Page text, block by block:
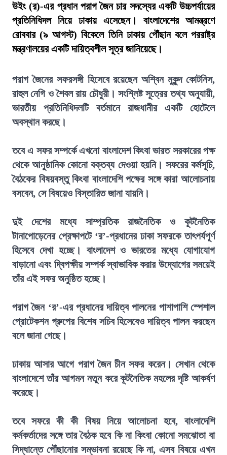
উইং (র)-এর প্রধান পরাগ জৈন চার সদস্যের একটি উচ্চপর্যায়ের
প্রতিনিধিদল নিয়ে ঢাকায় এসেছেন। বাংলাদেশের আমন্ত্রণে
রোববার (৯ আগস্ট) বিকেলে তিনি ঢাকায় পৌঁছান বলে পররাষ্ট্র
মন্ত্রণালয়ের একটি দায়িত্বশীল সূত্র জানিয়েছে।
পরাগ জৈনের সফরসঙ্গী হিসেবে রয়েছেন অশ্বিন মুকুন্দ কোটনিস,
রাহুল নেগি ও শৈবল রায় চৌধুরী। সংশ্লিষ্ট সূত্রের তথ্য অনুযায়ী,
ভারতীয় প্রতিনিধিদলটি বর্তমানে রাজধানীর একটি হোটেলে
অবস্থান করছে।
তবে এ সফর সম্পর্কে এখনো বাংলাদেশ কিংবা ভারত সরকারের পক্ষ
থেকে আনুষ্ঠানিক কোনো বক্তব্য দেওয়া হয়নি। সফরের কর্মসূচি,
বৈঠকের বিষয়বস্তু কিংবা বাংলাদেশি পক্ষের সঙ্গে কারা আলোচনায়
বসবেন, সে বিষয়েও বিস্তারিত জানা যায়নি।
দুই দেশের মধ্যে সাম্প্রতিক রাজনৈতিক ও কূটনৈতিক
টানাপোড়েনের প্রেক্ষাপটে ‘র’-প্রধানের ঢাকা সফরকে তাৎপর্যপূর্ণ
হিসেবে দেখা হচ্ছে। বাংলাদেশ ও ভারতের মধ্যে যোগাযোগ
বাড়ানো এবং দ্বিপক্ষীয় সম্পর্ক স্বাভাবিক করার উদ্যোগের সময়েই
তাঁর এই সফর অনুষ্ঠিত হচ্ছে।
পরাগ জৈন ‘র’-এর প্রধানের দায়িত্ব পালনের পাশাপাশি স্পেশাল
প্রোটেকশন গ্রুপের বিশেষ সচিব হিসেবেও দায়িত্ব পালন করছেন
বলে জানা গেছে।
ঢাকায় আসার আগে পরাগ জৈন চীন সফর করেন। সেখান থেকে
বাংলাদেশে তাঁর আগমন নতুন করে কূটনৈতিক মহলের দৃষ্টি আকর্ষণ
করেছে।
তবে সফরে কী কী বিষয় নিয়ে আলোচনা হবে, বাংলাদেশি
কর্মকর্তাদের সঙ্গে তার বৈঠক হবে কি না কিংবা কোনো সমঝোতা বা
সিদ্ধান্তে পৌঁছানোর সম্ভাবনা রয়েছে কি না, এসব বিষয়ে এখন